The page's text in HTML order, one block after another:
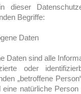
dieser
Begriffe:
Daten
Daten sind alle
oder
„betroffene
eine natürliche